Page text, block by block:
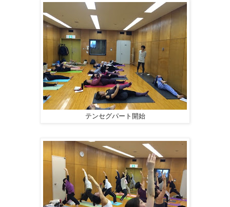
テンセグパート開始